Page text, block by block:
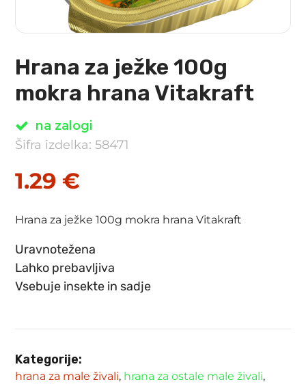
Hrana za ježke 100g
mokra hrana Vitakraft
na zalogi
Šifra izdelka: 58471
1.29 €
Hrana za ježke 100g mokra hrana Vitakraft
Uravnotežena
Lahko prebavljiva
Vsebuje insekte in sadje
Kategorije:
hrana za male živali, hrana za ostale male živali,